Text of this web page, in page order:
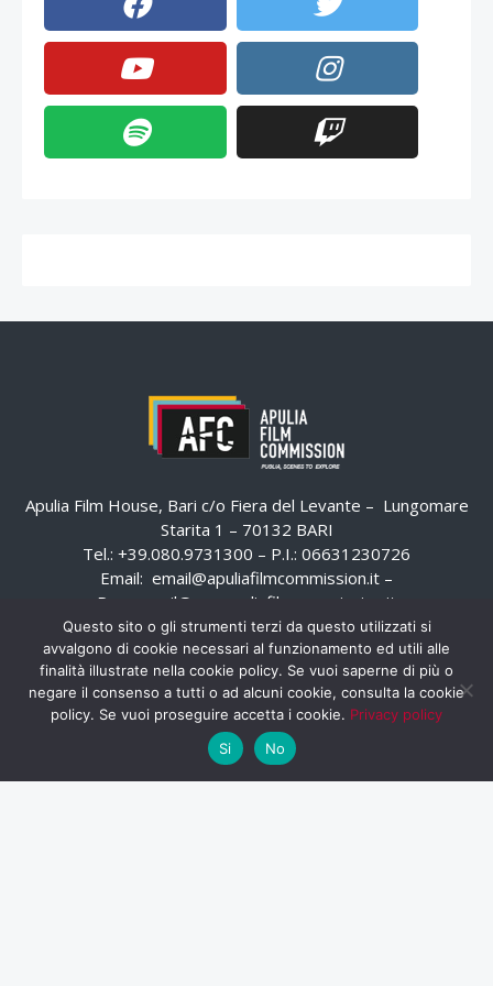
Apulia Film House, Bari c/o Fiera del Levante – Lungomare
Starita 1 – 70132 BARI
Tel.: +39.080.9731300 – P.I.: 06631230726
Email: email@apuliafilmcommission.it –
Pec:
email@pec.apuliafilmcommission.it
Questo sito o gli strumenti terzi da questo utilizzati si
avvalgono di cookie necessari al funzionamento ed utili alle
finalità illustrate nella cookie policy. Se vuoi saperne di più o
negare il consenso a tutti o ad alcuni cookie, consulta la cookie
policy. Se vuoi proseguire accetta i cookie. Privacy policy
Si
No